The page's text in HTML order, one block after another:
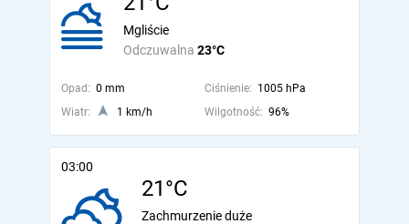
Odczuwalna 23°C
Mgliście
Opad: 0 mm Ciśnienie: 1005 hPa
Wiatr:
1 km/h Wilgotność: 96%
03:00
21°C
Zachmurzenie duże